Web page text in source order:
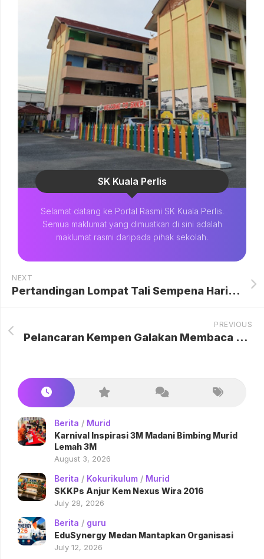
SK Kuala Perlis
Selamat datang ke Portal Rasmi SK Kuala Perlis.
Semua maklumat yang dimuatkan di sini adalah
maklumat rasmi daripada pihak sekolah.
NEXT
Pertandingan Lompat Tali Sempena Hari Belia Negara
PREVIOUS
Pelancaran Kempen Galakan Membaca dan Jom Ke PSS
Berita / Murid
Karnival Inspirasi 3M Madani Bimbing Murid
Lemah 3M
August 3, 2026
Berita / Kokurikulum / Murid
SKKPs Anjur Kem Nexus Wira 2016
July 28, 2026
Berita / guru
EduSynergy Medan Mantapkan Organisasi
July 12, 2026